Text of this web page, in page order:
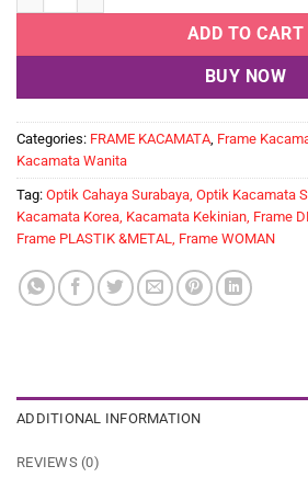
ADD TO CART
BUY NOW
Categories: FRAME KACAMATA Frame
Kacamata Wanita
Tag: Optik Cahaya Surabaya, Optik Kacamata
Kacamata Korea, Kacamata Kekinian, Frame
Frame PLASTIK &METAL, Frame WOMAN
ADDITIONAL INFORMATION
REVIEWS (0)